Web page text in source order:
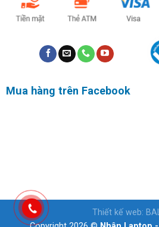
Mua hàng trên Facebook
Thiết kế web: